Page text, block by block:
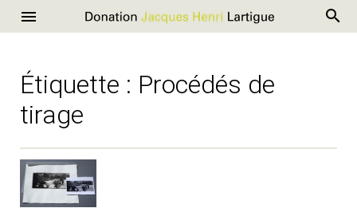
contenu
MenuDonation
Lartigue
Étiquette : Procédés de
tirage